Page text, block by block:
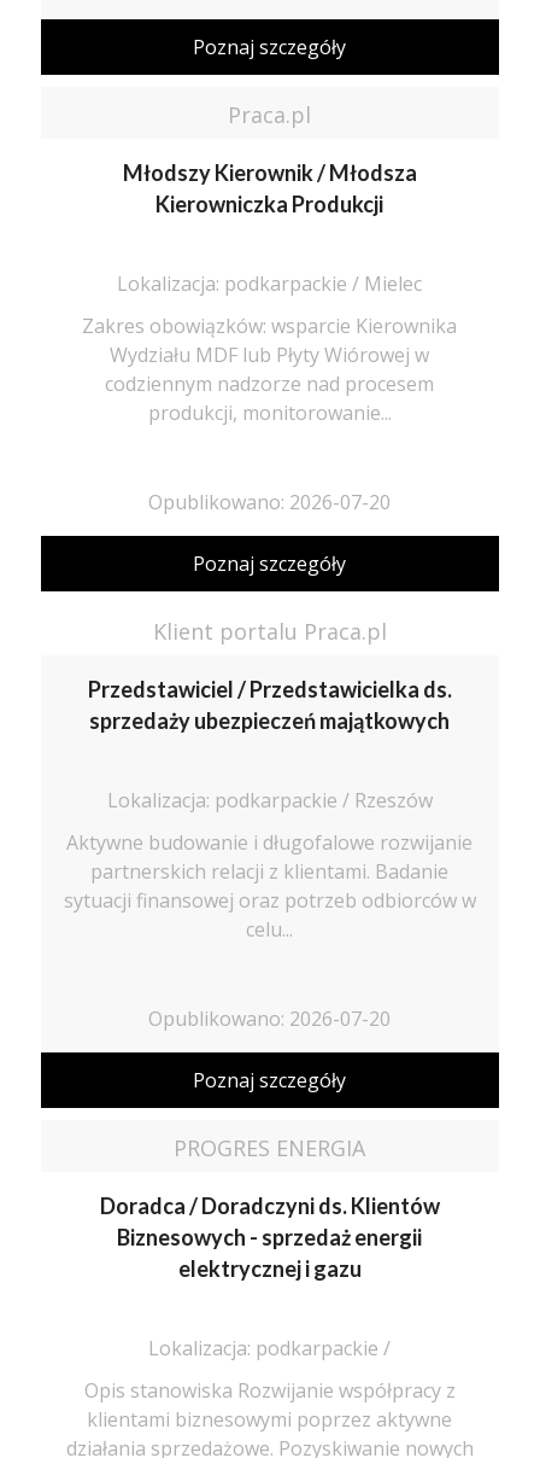
Poznaj szczegóły
Praca.pl
Młodszy Kierownik / Młodsza
Kierowniczka Produkcji
Lokalizacja: podkarpackie / Mielec
Zakres obowiązków: wsparcie Kierownika
Wydziału MDF lub Płyty Wiórowej w
codziennym nadzorze nad procesem
produkcji, monitorowanie...
Opublikowano: 2026-07-20
Poznaj szczegóły
Klient portalu Praca.pl
Przedstawiciel / Przedstawicielka ds.
sprzedaży ubezpieczeń majątkowych
Lokalizacja: podkarpackie / Rzeszów
Aktywne budowanie i długofalowe rozwijanie
partnerskich relacji z klientami. Badanie
sytuacji finansowej oraz potrzeb odbiorców w
celu...
Opublikowano: 2026-07-20
Poznaj szczegóły
PROGRES ENERGIA
Doradca / Doradczyni ds. Klientów
Biznesowych - sprzedaż energii
elektrycznej i gazu
Lokalizacja: podkarpackie /
Opis stanowiska Rozwijanie współpracy z
klientami biznesowymi poprzez aktywne
działania sprzedażowe. Pozyskiwanie nowych